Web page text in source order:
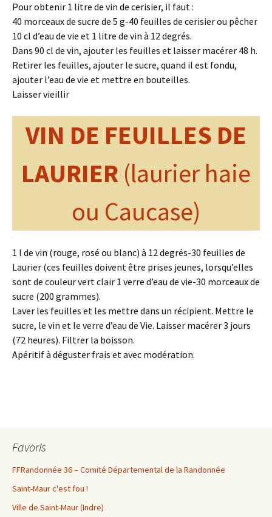
Pour obtenir 1 litre de vin de cerisier, il faut :
40 morceaux de sucre de 5 g-40 feuilles de cerisier ou pêcher
10 cl d’eau de vie et 1 litre de vin à 12 degrés.
Dans 90 cl de vin, ajouter les feuilles et laisser macérer 48 h.
Retirer les feuilles, ajouter le sucre, quand il est fondu,
ajouter l’eau de vie et mettre en bouteilles.
Laisser vieillir
VIN DE FEUILLES DE
LAURIER (laurier haie
ou Caucase)
1 l de vin (rouge, rosé ou blanc) à 12 degrés-30 feuilles de
Laurier (ces feuilles doivent être prises jeunes, lorsqu’elles
sont de couleur vert clair 1 verre d’eau de vie-30 morceaux de
sucre (200 grammes).
Laver les feuilles et les mettre dans un récipient. Mettre le
sucre, le vin et le verre d’eau de Vie. Laisser macérer 3 jours
(72 heures). Filtrer la boisson.
Apéritif à déguster frais et avec modération.
Favoris
FFRandonnée 36 – Comité Départemental de la Randonnée
Saint-Maur c'est fou !
Ville de Saint-Maur (Indre)